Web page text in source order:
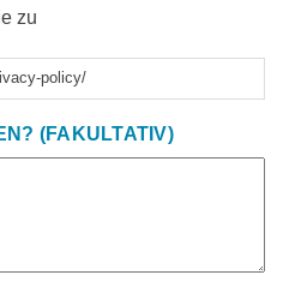
zu
policy/
(FAKULTATIV)